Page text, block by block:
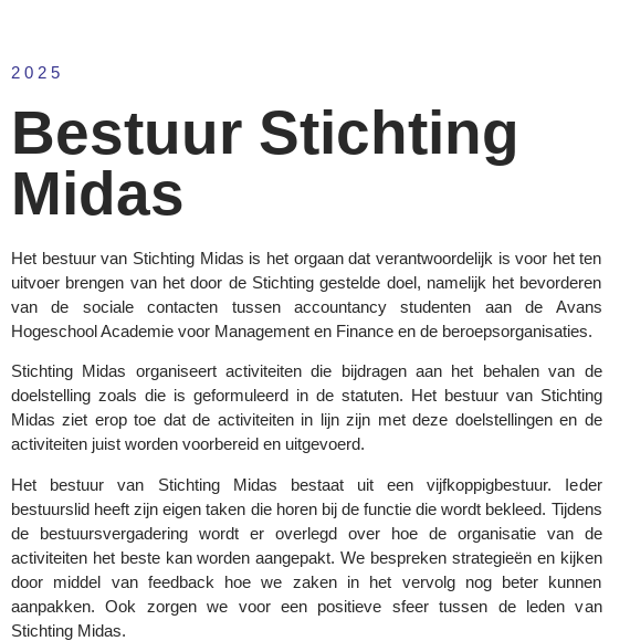
2025
Bestuur Stichting
Midas
Het bestuur van Stichting Midas is het orgaan dat verantwoordelijk is voor het ten
uitvoer brengen van het door de Stichting gestelde doel, namelijk het bevorderen
van de sociale contacten tussen accountancy studenten aan de Avans
Hogeschool Academie voor Management en Finance en de beroepsorganisaties.
Stichting Midas organiseert activiteiten die bijdragen aan het behalen van de
doelstelling zoals die is geformuleerd in de statuten. Het bestuur van Stichting
Midas ziet erop toe dat de activiteiten in lijn zijn met deze doelstellingen en de
activiteiten juist worden voorbereid en uitgevoerd.
Het bestuur van Stichting Midas bestaat uit een vijfkoppigbestuur. Ieder
bestuurslid heeft zijn eigen taken die horen bij de functie die wordt bekleed. Tijdens
de bestuursvergadering wordt er overlegd over hoe de organisatie van de
activiteiten het beste kan worden aangepakt. We bespreken strategieën en kijken
door middel van feedback hoe we zaken in het vervolg nog beter kunnen
aanpakken. Ook zorgen we voor een positieve sfeer tussen de leden van
Stichting Midas.